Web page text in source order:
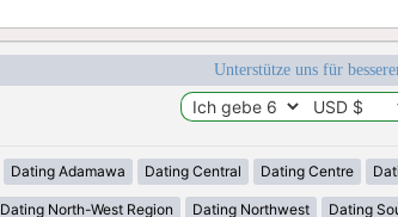
Unterstütze uns für
Dating Adamawa Dating Central Dating Centre
Dating North-West Region Dating Northwest Dating